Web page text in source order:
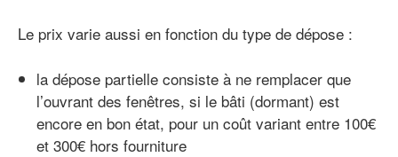
Le prix varie aussi en fonction du type de dépose :
la dépose partielle consiste à ne remplacer que
l’ouvrant des fenêtres, si le bâti (dormant) est
encore en bon état, pour un coût variant entre 100€
et 300€ hors fourniture